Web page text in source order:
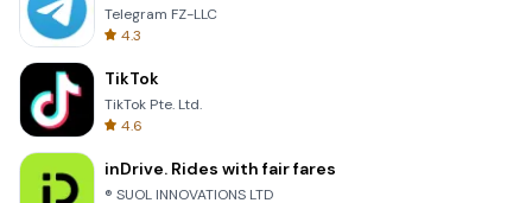
Telegram FZ-LLC
4.3
TikTok
TikTok Pte. Ltd.
4.6
inDrive. Rides with fair fares
® SUOL INNOVATIONS LTD